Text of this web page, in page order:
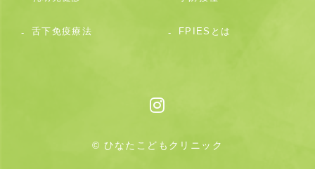
舌下免疫療法 FPIESとは
© ひなたこどもクリニック